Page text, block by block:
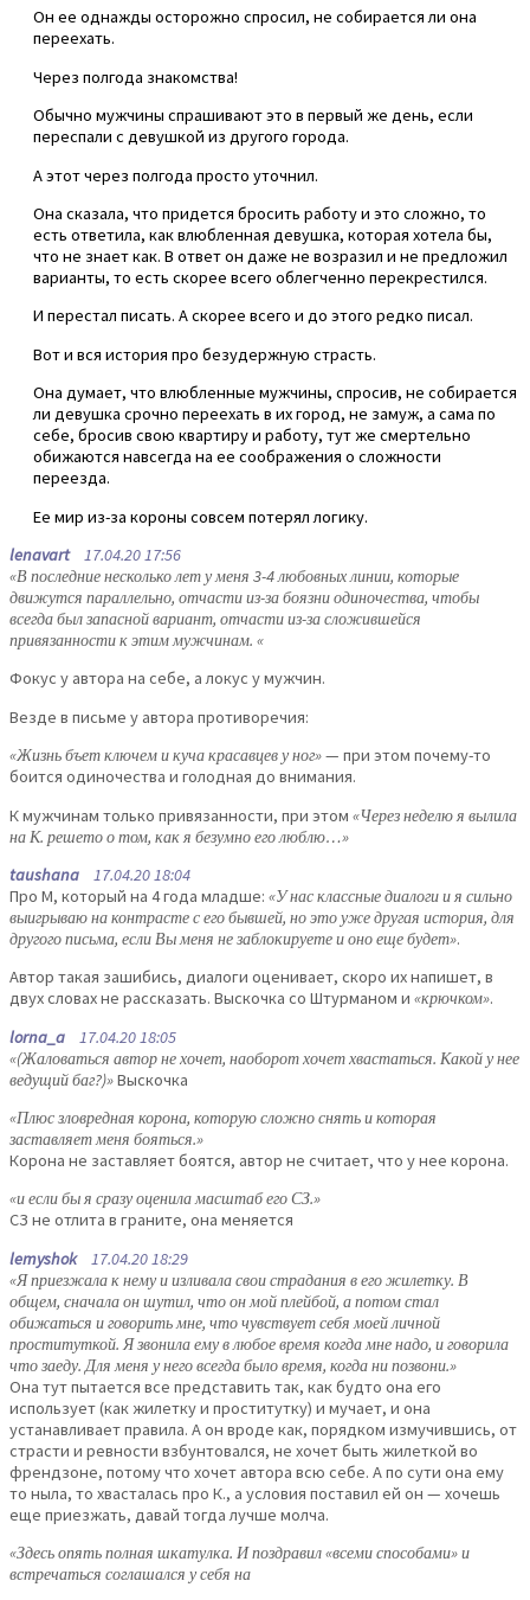
Он ее однажды осторожно спросил, не собирается ли она
переехать.
Через полгода знакомства!
Обычно мужчины спрашивают это в первый же день, если
переспали с девушкой из другого города.
А этот через полгода просто уточнил.
Она сказала, что придется бросить работу и это сложно, то
есть ответила, как влюбленная девушка, которая хотела бы,
что не знает как. В ответ он даже не возразил и не предложил
варианты, то есть скорее всего облегченно перекрестился.
И перестал писать. А скорее всего и до этого редко писал.
Вот и вся история про безудержную страсть.
Она думает, что влюбленные мужчины, спросив, не собирается
ли девушка срочно переехать в их город, не замуж, а сама по
себе, бросив свою квартиру и работу, тут же смертельно
обижаются навсегда на ее соображения о сложности
переезда.
Ее мир из-за короны совсем потерял логику.
lenavart17.04.20 17:56
«В последние несколько лет у меня 3-4 любовных линии, которые
движутся параллельно, отчасти из-за боязни одиночества, чтобы
всегда был запасной вариант, отчасти из-за сложившейся
привязанности к этим мужчинам. «
Фокус у автора на себе, а локус у мужчин.
Везде в письме у автора противоречия:
«Жизнь бъет ключем и куча красавцев у ног»— при этом почему-то
боится одиночества и голодная до внимания.
К мужчинам только привязанности, при этом «Через неделю я вылила
на К. решето о том, как я безумно его люблю…»
taushana 17.04.20 18:04
Про М, который на 4 года младше: «У нас классные диалоги и я сильно
выигрываю на контрасте с его бывшей, но это уже другая история, для
другого письма, если Вы меня не заблокируете и оно еще будет».
Автор такая зашибись, диалоги оценивает, скоро их напишет, в
двух словах не рассказать. Выскочка со Штурманом и «крючком».
lorna_a 17.04.20 18:05
«(Жаловаться автор не хочет, наоборот хочет хвастаться. Какой у нее
ведущий баг?)»Выскочка
«Плюс зловредная корона, которую сложно снять и которая
заставляет меня бояться.»
Корона не заставляет боятся, автор не считает, что у нее корона.
«и если бы я сразу оценила масштаб его СЗ.»
СЗ не отлита в граните, она меняется
lemyshok17.04.20 18:29
«Я приезжала к нему и изливала свои страдания в его жилетку. В
общем, сначала он шутил, что он мой плейбой, а потом стал
обижаться и говорить мне, что чувствует себя моей личной
проституткой. Я звонила ему в любое время когда мне надо, и говорила
что заеду. Для меня у него всегда было время, когда ни позвони.»
Она тут пытается все представить так, как будто она его
использует (как жилетку и проститутку) и мучает, и она
устанавливает правила. А он вроде как, порядком измучившись, от
страсти и ревности взбунтовался, не хочет быть жилеткой во
френдзоне, потому что хочет автора всю себе. А по сути она ему
то ныла, то хвасталась про К., а условия поставил ей он — хочешь
еще приезжать, давай тогда лучше молча.
«Здесь опять полная шкатулка. И поздравил «всеми способами» и
встречаться соглашался у себя на